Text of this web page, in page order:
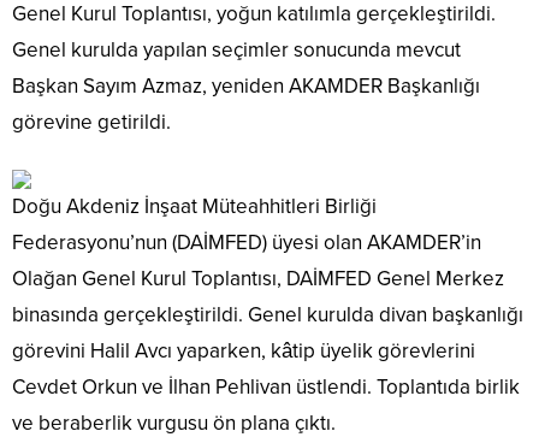
Genel Kurul Toplantısı, yoğun katılımla gerçekleştirildi.
Genel kurulda yapılan seçimler sonucunda mevcut
Başkan Sayım Azmaz, yeniden AKAMDER Başkanlığı
görevine getirildi.
Doğu Akdeniz İnşaat Müteahhitleri Birliği
Federasyonu’nun (DAİMFED) üyesi olan AKAMDER’in
Olağan Genel Kurul Toplantısı, DAİMFED Genel Merkez
binasında gerçekleştirildi. Genel kurulda divan başkanlığı
görevini Halil Avcı yaparken, kâtip üyelik görevlerini
Cevdet Orkun ve İlhan Pehlivan üstlendi. Toplantıda birlik
ve beraberlik vurgusu ön plana çıktı.